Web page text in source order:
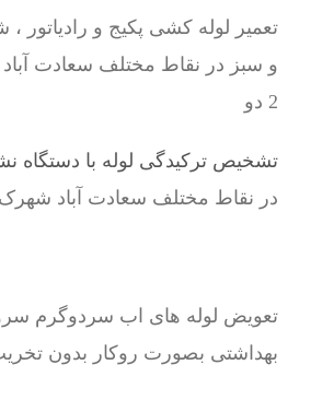
و سبز در نقاط مختلف سعادت
2 دو
تشخیص ترکیدگی لوله با دستگاه
در نقاط مختلف سعادت آباد شهرک
تعویض لوله های اب سردوگرم
بهداشتی بصورت روکار بدون